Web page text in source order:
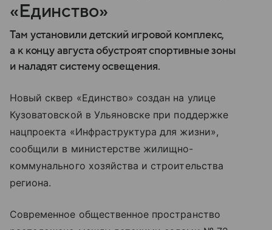
«Единство»
Там установили детский игровой комплекс,
а к концу августа обустроят спортивные зоны
и наладят систему освещения.
Новый сквер «Единство» создан на улице
Кузоватовской в Ульяновске при поддержке
нацпроекта «Инфраструктура для жизни»,
сообщили в министерстве жилищно-
коммунального хозяйства и строительства
региона.
Современное общественное пространство